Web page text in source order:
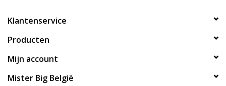
Klantenservice
Producten
Mijn account
Mister Big België